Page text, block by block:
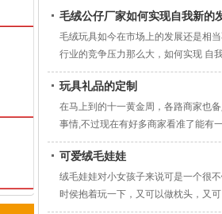
毛绒公仔厂家如何实现自我新的
毛绒玩具如今在市场上的发展还是相
行业的竞争压力那么大，如何实现 自
玩具礼品的定制
在马上到的十一黄金周，各路商家也
事情,不过现在有好多商家看准了能有
个绝招。
可爱绒毛娃娃
绒毛娃娃对小女孩子来说可是一个很
时侯抱着玩一下，又可以做枕头，又